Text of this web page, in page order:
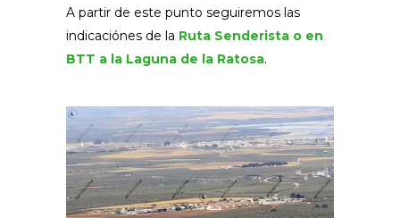
A partir de este punto seguiremos las
indicaciónes de la Ruta Senderista o en
BTT a la Laguna de la Ratosa.